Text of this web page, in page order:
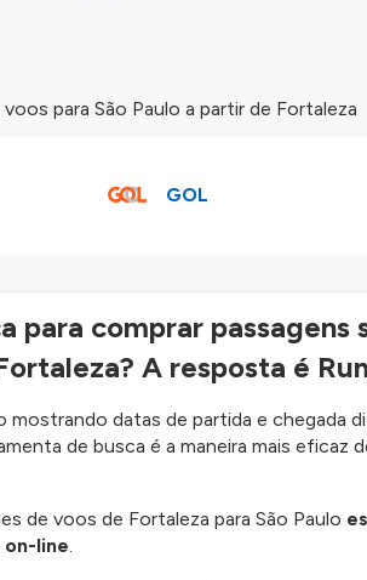
para São Paulo a partir de Fortaleza
GOL
para comprar
A resposta é
mostrando datas de partida e chegada
de busca é a maneira mais eficaz
de voos de Fortaleza para São Paulo
on-line.